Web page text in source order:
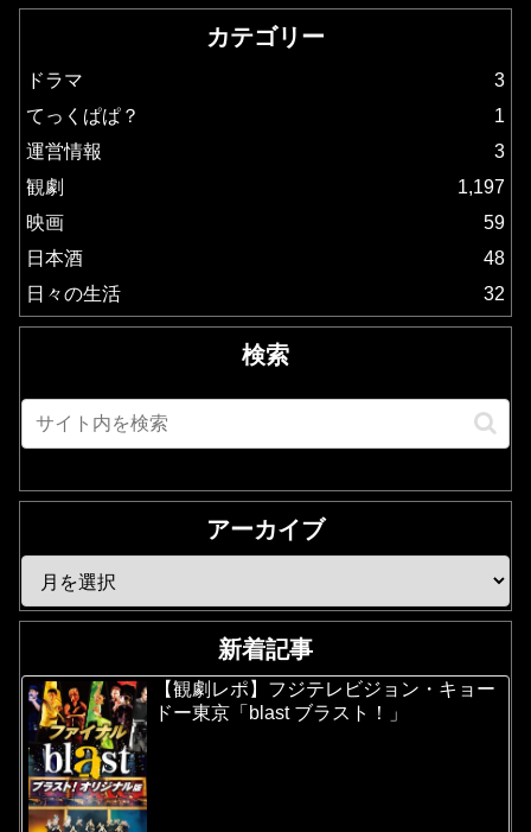
カテゴリー
ドラマ
3
てっくぱぱ？
1
運営情報
3
観劇
1,197
映画
59
日本酒
48
日々の生活
32
検索
アーカイブ
新着記事
【観劇レポ】フジテレビジョン・キョー
ドー東京「blast ブラスト！」